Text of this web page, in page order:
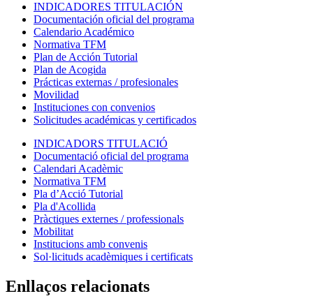
INDICADORES TITULACIÓN
Documentación oficial del programa
Calendario Académico
Normativa TFM
Plan de Acción Tutorial
Plan de Acogida
Prácticas externas / profesionales
Movilidad
Instituciones con convenios
Solicitudes académicas y certificados
INDICADORS TITULACIÓ
Documentació oficial del programa
Calendari Acadèmic
Normativa TFM
Pla d’Acció Tutorial
Pla d'Acollida
Pràctiques externes / professionals
Mobilitat
Institucions amb convenis
Sol·licituds acadèmiques i certificats
Enllaços relacionats